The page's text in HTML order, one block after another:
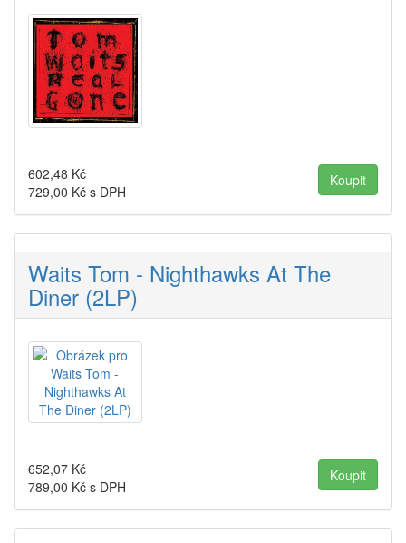
602,48 Kč
729,00 Kč s DPH
Waits Tom - Nighthawks At The
Diner (2LP)
652,07 Kč
789,00 Kč s DPH